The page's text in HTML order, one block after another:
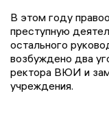
В этом году
преступную
остального
возбуждено два
ректора ВЮИ и
учреждения.